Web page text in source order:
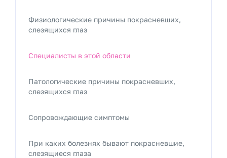
Физиологические причины покрасневших,
слезящихся глаз
Специалисты в этой области
Патологические причины покрасневших,
слезящихся глаз
Сопровождающие симптомы
При каких болезнях бывают покрасневшие,
слезящиеся глаза